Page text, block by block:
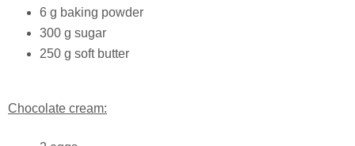
6 g baking powder
300 g sugar
250 g soft butter
Chocolate cream: